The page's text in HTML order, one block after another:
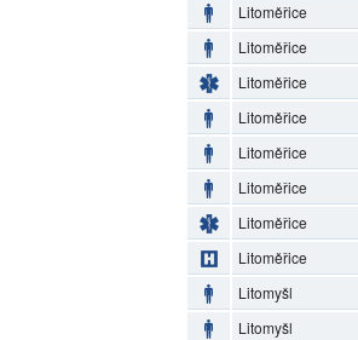
Litoměřice
Litoměřice
Litoměřice
Litoměřice
Litoměřice
Litoměřice
Litoměřice
Litoměřice
Litomyšl
Litomyšl